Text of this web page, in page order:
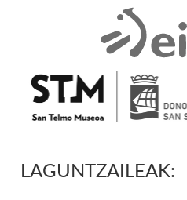
LAGUNTZAILEAK: